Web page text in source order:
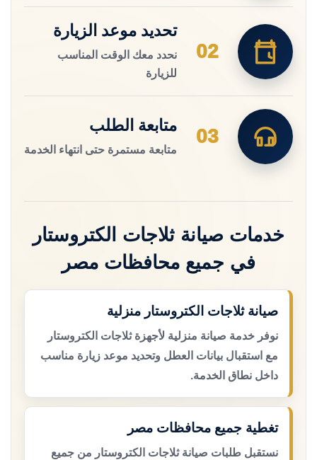
02
تحديد موعد الزيارة
نحدد معك الوقت المناسب
للزيارة
03
متابعة الطلب
متابعة مستمرة حتى انتهاء الخدمة
خدمات صيانة ثلاجات الكتروستار
في جميع محافظات مصر
صيانة ثلاجات الكتروستار منزلية
نوفر خدمة صيانة منزلية لأجهزة ثلاجات الكتروستار
مع استقبال بيانات العطل وتحديد موعد زيارة مناسب
داخل نطاق الخدمة.
تغطية جميع محافظات مصر
نستقبل طلبات صيانة ثلاجات الكتروستار من جميع